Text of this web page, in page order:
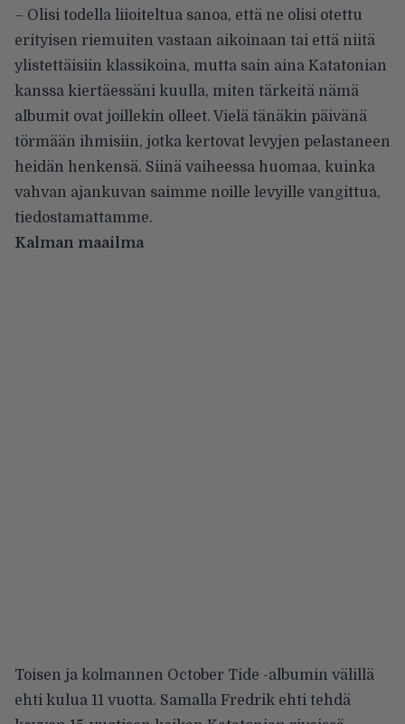
– Olisi todella liioiteltua sanoa, että ne olisi otettu
erityisen riemuiten vastaan aikoinaan tai että niitä
ylistettäisiin klassikoina, mutta sain aina Katatonian
kanssa kiertäessäni kuulla, miten tärkeitä nämä
albumit ovat joillekin olleet. Vielä tänäkin päivänä
törmään ihmisiin, jotka kertovat levyjen pelastaneen
heidän henkensä. Siinä vaiheessa huomaa, kuinka
vahvan ajankuvan saimme noille levyille vangittua,
tiedostamattamme.
Kalman maailma
Toisen ja kolmannen October Tide -albumin välillä
ehti kulua 11 vuotta. Samalla Fredrik ehti tehdä